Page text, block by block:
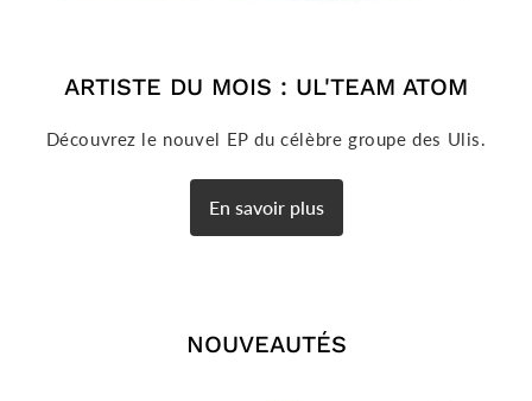
ARTISTE DU MOIS : UL'TEAM ATOM
Découvrez le nouvel EP du célèbre groupe des Ulis.
En savoir plus
NOUVEAUTÉS